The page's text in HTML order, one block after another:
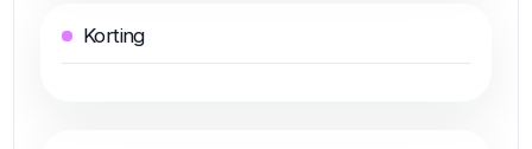
Korting